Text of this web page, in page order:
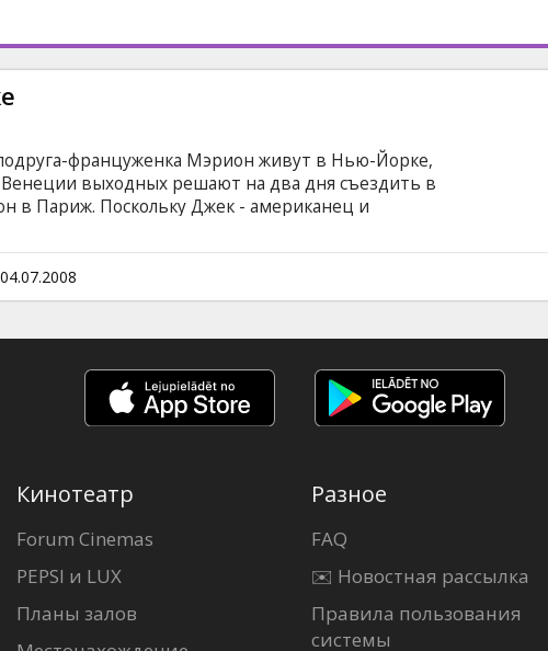
француженка Мэрион живут в Нью-Йорке,
выходных решают на два дня съездить в
в Париж. Поскольку Джек - американец и
познакомиться со странными (на его взгляд)
также с многочисленными бывшими
Кинотеатр
Forum Cinemas
PEPSI и LUX
Планы залов
Разное
FAQ
✉️ Новостная рассылка
Правила пользования
системы